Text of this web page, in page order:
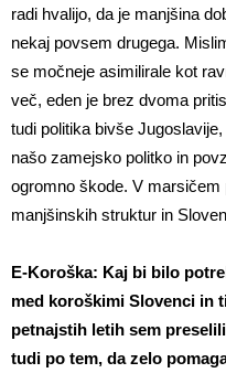
radi hvalijo, da je manjšina
nekaj povsem drugega.
se močneje asimilirale kot
več, eden je brez dvoma
tudi politika bivše
našo zamejsko politko in
ogromno škode. V marsičem
manjšinskih struktur in
E-Koroška: Kaj bi bilo
med koroškimi Slovenci in
petnajstih letih sem
tudi po tem, da zelo